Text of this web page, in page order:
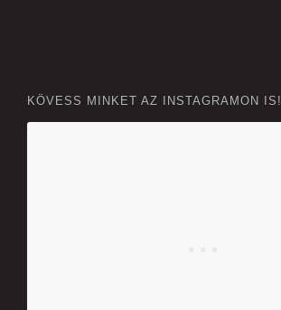
KÖVESS MINKET AZ INSTAGRAMON IS!